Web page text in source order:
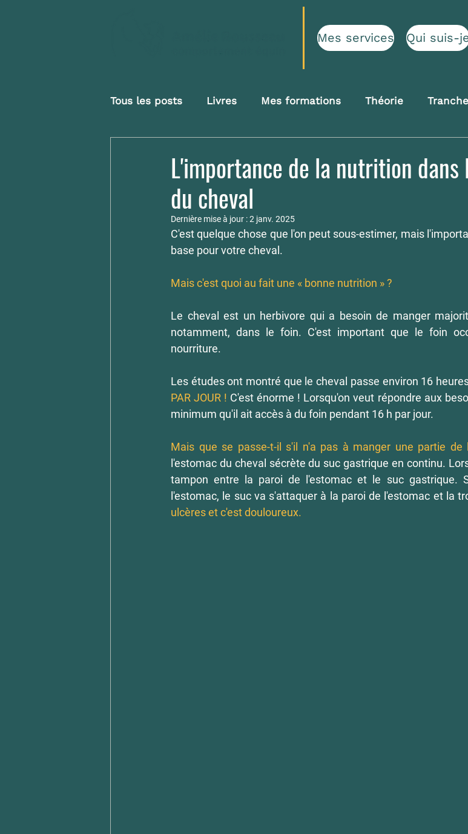
Mes services Qui suis-
Tous les posts Livres Mes formations Théorie
L'importance de la nutrition
du cheval
Dernière mise à jour :2 janv. 2025
C'est quelque chose que l'on peut sous-estimer, mais
base pour votre cheval.
Mais c'est quoi au fait une « bonne nutrition » ?
Le cheval est un herbivore qui a besoin de manger
notamment, dans le foin. C'est important que le foin
nourriture.
Les études ont montré que le cheval passe environ 16
PAR JOUR ! C'est énorme ! Lorsqu'on veut répondre aux
minimum qu'il ait accès à du foin pendant 16 h par jour.
Mais que se passe-t-il s'il n'a pas à manger une partie de
l'estomac du cheval sécrète du suc gastrique en continu.
tampon entre la paroi de l'estomac et le suc gastrique.
l'estomac, le suc va s'attaquer à la paroi de l'estomac et la
ulcères et c'est douloureux.